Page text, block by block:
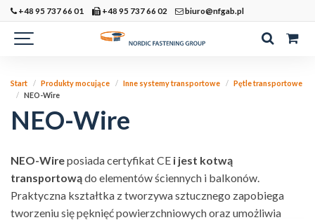
+48 95 737 66 01 +48 95 737 66 02 biuro@nfgab.pl
Start Produkty mocujące Inne systemy transportowe
Pętle transportowe
NEO-Wire
NEO-Wire
NEO-Wireposiada certyfikat CE i jest kotwą
transportowądo elementów ściennych i balkonów.
Praktyczna kształtka z tworzywa sztucznego zapobiega
tworzeniu się pęknięć powierzchniowych oraz umożliwia